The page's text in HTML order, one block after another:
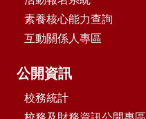
素養核心能力查詢
互動關係人專區
公開資訊
校務統計